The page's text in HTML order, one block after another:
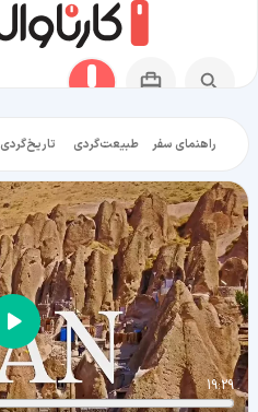
راهنمای سفر طبیعت‌گردی تاریخ‌گردی
19:29